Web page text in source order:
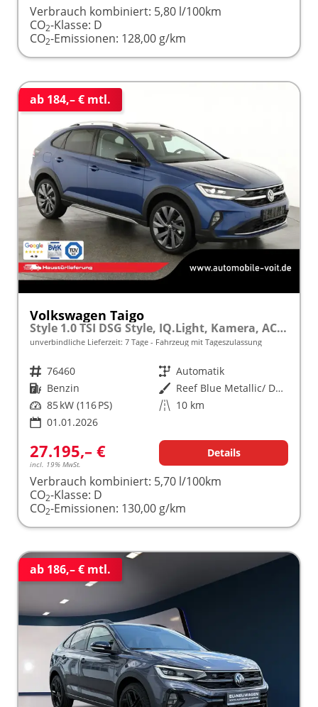
Verbrauch kombiniert: 5,80 l/100km
CO2-Klasse: D
CO2-Emissionen: 128,00 g/km
ab 184,– € mtl.
Volkswagen Taigo
Style 1.0 TSI DSG Style, IQ.Light, Kamera, ACC, Winter, 18-Zoll, 3 J.-Garantie
unverbindliche Lieferzeit: 7 Tage Fahrzeug mit Tageszulassung
Fahrzeugnr. 76460 Getriebe Automatik
Kraftstoff Benzin Außenfarbe
Reef Blue Metallic/ Dach Schwarz
Leistung 85 kW (116 PS) Kilometerstand 10 km
01.01.2026
27.195,– €
incl. 19% MwSt.
Details
Verbrauch kombiniert: 5,70 l/100km
CO2-Klasse: D
CO2-Emissionen: 130,00 g/km
ab 186,– € mtl.